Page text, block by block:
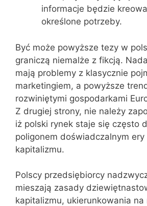
informacje będzie
określone potrzeby.
Być może powyższe tezy w
graniczą niemalże z fikcją.
mają problemy z klasycznie
marketingiem, a powyższe
rozwiniętymi gospodarkami
Z drugiej strony, nie należy
iż polski rynek staje się często
poligonem doświadczalnym
kapitalizmu.
Polscy przedsiębiorcy
mieszają zasady
kapitalizmu, ukierunkowania na